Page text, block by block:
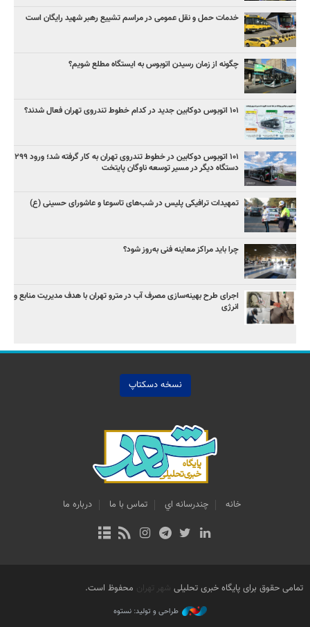
خدمات حمل و نقل عمومی در مراسم تشییع رهبر شهید رایگان است
چگونه از زمان رسیدن اتوبوس به ایستگاه مطلع شویم؟
۱۰۱ اتوبوس دوکابین جدید در کدام خطوط تندروی تهران فعال شدند؟
۱۰۱ اتوبوس دوکابین در خطوط تندروی تهران به کار گرفته شد؛ ورود ۲۹۹
دستگاه دیگر در مسیر توسعه ناوگان پایتخت
تمهیدات ترافیکی پلیس در شب‌های تاسوعا و عاشورای حسینی (ع)
چرا باید مراکز معاینه فنی به‌روز شود؟
اجرای طرح بهینه‌سازی مصرف آب در مترو تهران با هدف مدیریت منابع و
انرژی
نسخه دسکتاپ
خانه چندرسانه اي تماس با ما درباره ما
تمامی حقوق برای پایگاه خبری تحلیلی شهر تهران محفوظ است.
طراحی و تولید: نستوه